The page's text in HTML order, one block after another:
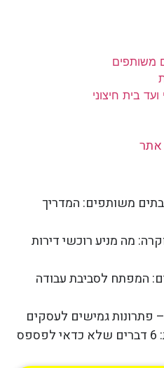
משותפים
בית חיצוני
משותפים: המדריך
מה מניע רוכשי דירות
המפתח לסביבת עבודה
גמישים לעסקים